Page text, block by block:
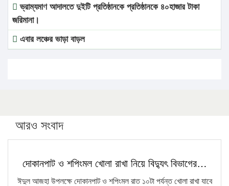
ভ্রাম্যমাণ আদালতে দুইটি প্রতিষ্ঠানকে প্রতিষ্ঠানকে ৪০হাজার টাকা
জরিমানা।
এবার লঞ্চের ভাড়া বাড়ল
সারা দেশে বজ্রাঘাতে ১৪ জনের প্রাণহানি
ফরিদগঞ্জে আগুনে পুড়লো ৬ ব্যবসা প্রতিষ্ঠান
আরও সংবাদ
দোকানপাট ও শপিংমল খোলা রাখা নিয়ে বিদ্যুৎ বিভাগের…
ঈদুল আজহা উপলক্ষে দোকানপাট ও শপিংমল রাত ১০টা পর্যন্ত খোলা রাখা যাবে